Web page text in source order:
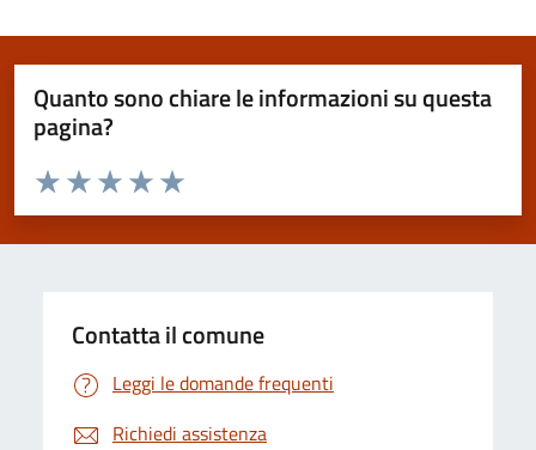
Quanto sono chiare le informazioni su questa
pagina?
Valuta da 1 a 5 stelle la pagina
Valuta 5 stelle su 5
Valuta 4 stelle su 5
Valuta 3 stelle su 5
Valuta 2 stelle su 5
Valuta 1 stelle su 5
Contatta il comune
Leggi le domande frequenti
Richiedi assistenza